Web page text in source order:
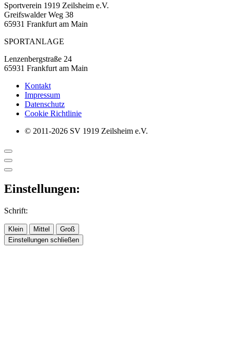
Sportverein 1919 Zeilsheim e.V.
Greifswalder Weg 38
65931 Frankfurt am Main
SPORTANLAGE
Lenzenbergstraße 24
65931 Frankfurt am Main
Kontakt
Impressum
Datenschutz
Cookie Richtlinie
© 2011-2026 SV 1919 Zeilsheim e.V.
Einstellungen:
Schrift:
Klein Mittel
Groß
Einstellungen schließen